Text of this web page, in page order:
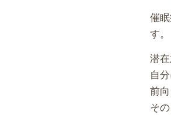
催
す。
潜
自
前
そ